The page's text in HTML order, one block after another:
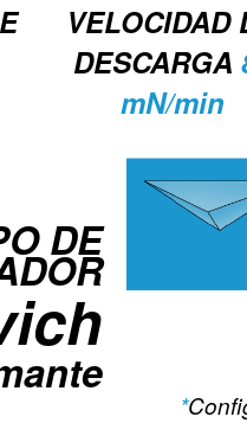
VELOCIDAD
DESCARGA
mN/min
DE
*